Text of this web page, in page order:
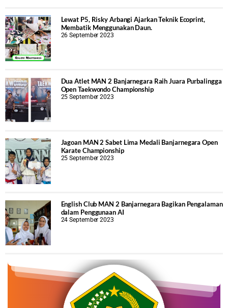
Lewat P5, Risky Arbangi Ajarkan Teknik Ecoprint,
Membatik Menggunakan Daun.
26 September 2023
Dua Atlet MAN 2 Banjarnegara Raih Juara Purbalingga
Open Taekwondo Championship
25 September 2023
Jagoan MAN 2 Sabet Lima Medali Banjarnegara Open
Karate Championship
25 September 2023
English Club MAN 2 Banjarnegara Bagikan Pengalaman
dalam Penggunaan AI
24 September 2023